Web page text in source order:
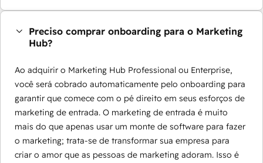
Preciso comprar onboarding para o Marketing
Hub?
Ao adquirir o Marketing Hub Professional ou Enterprise,
você será cobrado automaticamente pelo onboarding para
garantir que comece com o pé direito em seus esforços de
marketing de entrada. O marketing de entrada é muito
mais do que apenas usar um monte de software para fazer
o marketing; trata-se de transformar sua empresa para
criar o amor que as pessoas de marketing adoram. Isso é